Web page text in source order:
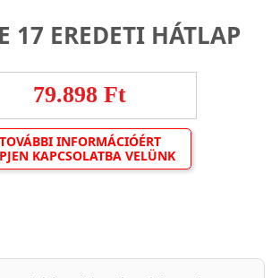
17 EREDETI HÁTLAP
79.898 Ft
TOVÁBBI INFORMÁCIÓÉRT
KAPCSOLATBA VELÜNK